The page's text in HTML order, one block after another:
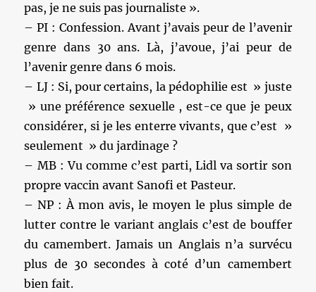
pas, je ne suis pas journaliste ».
– PI : Confession. Avant j’avais peur de l’avenir
genre dans 30 ans. Là, j’avoue, j’ai peur de
l’avenir genre dans 6 mois.
– LJ : Si, pour certains, la pédophilie est » juste
» une préférence sexuelle , est-ce que je peux
considérer, si je les enterre vivants, que c’est »
seulement » du jardinage ?
– MB : Vu comme c’est parti, Lidl va sortir son
propre vaccin avant Sanofi et Pasteur.
– NP : À mon avis, le moyen le plus simple de
lutter contre le variant anglais c’est de bouffer
du camembert. Jamais un Anglais n’a survécu
plus de 30 secondes à coté d’un camembert
bien fait.